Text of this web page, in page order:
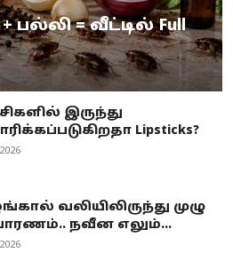
பல்லி = வீட்டில் Full
இருந்து
Lipsticks?
வலியிலிருந்து முழு
நவீன எலும்...